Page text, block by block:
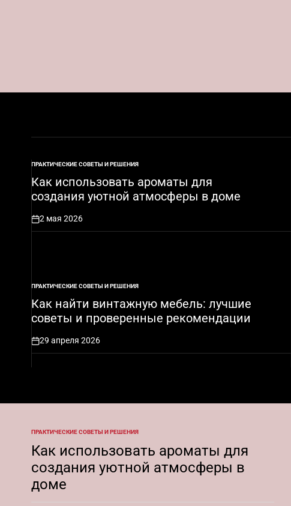
ОПУБЛИКОВАНО
В
ПРАКТИЧЕСКИЕ СОВЕТЫ И РЕШЕНИЯ
Как использовать ароматы для
создания уютной атмосферы в доме
on
2 мая 2026
ОПУБЛИКОВАНО
В
ПРАКТИЧЕСКИЕ СОВЕТЫ И РЕШЕНИЯ
Как найти винтажную мебель: лучшие
советы и проверенные рекомендации
on
29 апреля 2026
ОПУБЛИКОВАНО
В
ПРАКТИЧЕСКИЕ СОВЕТЫ И РЕШЕНИЯ
Как использовать ароматы для
создания уютной атмосферы в
доме